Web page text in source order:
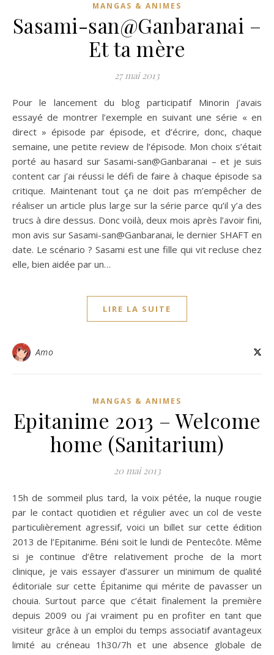
MANGAS & ANIMES
Sasami-san@Ganbaranai –
Et ta mère
27 mai 2013
Pour le lancement du blog participatif Minorin j’avais
essayé de montrer l’exemple en suivant une série « en
direct » épisode par épisode, et d’écrire, donc, chaque
semaine, une petite review de l’épisode. Mon choix s’était
porté au hasard sur Sasami-san@Ganbaranai – et je suis
content car j’ai réussi le défi de faire à chaque épisode sa
critique. Maintenant tout ça ne doit pas m’empêcher de
réaliser un article plus large sur la série parce qu’il y’a des
trucs à dire dessus. Donc voilà, deux mois après l’avoir fini,
mon avis sur Sasami-san@Ganbaranai, le dernier SHAFT en
date. Le scénario ? Sasami est une fille qui vit recluse chez
elle, bien aidée par un…
LIRE LA SUITE
Amo
MANGAS & ANIMES
Epitanime 2013 – Welcome
home (Sanitarium)
20 mai 2013
15h de sommeil plus tard, la voix pétée, la nuque rougie
par le contact quotidien et régulier avec un col de veste
particulièrement agressif, voici un billet sur cette édition
2013 de l’Epitanime. Béni soit le lundi de Pentecôte. Même
si je continue d’être relativement proche de la mort
clinique, je vais essayer d’assurer un minimum de qualité
éditoriale sur cette Épitanime qui mérite de pavasser un
chouia. Surtout parce que c’était finalement la première
depuis 2009 ou j’ai vraiment pu en profiter en tant que
visiteur grâce à un emploi du temps associatif avantageux
limité au créneau 1h30/7h et une absence globale de